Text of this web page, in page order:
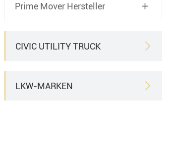
Prime Mover Hersteller 
CIVIC UTILITY TRUCK 
LKW-MARKEN 